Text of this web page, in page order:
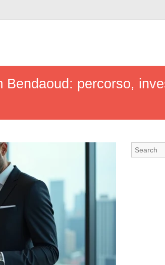
percorso,